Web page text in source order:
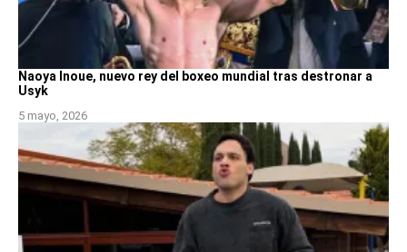
Naoya Inoue, nuevo rey del boxeo mundial tras destronar a
Usyk
5 mayo, 2026